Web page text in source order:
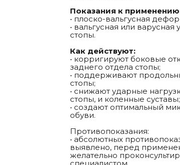
Показания к
• плоско-вальгусная
• вальгусная или варусная
стопы.
Как действуют:
• корригируют боковые
заднего отдела стопы;
• поддерживают
стопы;
• снижают ударные
стопы, и коленные суставы;
• создают оптимальный
обуви.
Противопоказания:
• абсолютных
выявлено, перед
желательно